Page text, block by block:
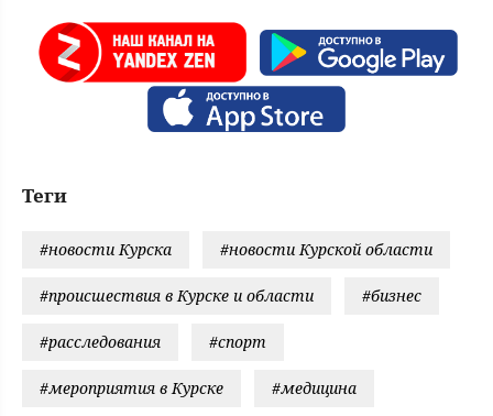
Теги
#новости Курска #новости Курской области
#происшествия в Курске и области #бизнес
#расследования #спорт
#мероприятия в Курске #медицина